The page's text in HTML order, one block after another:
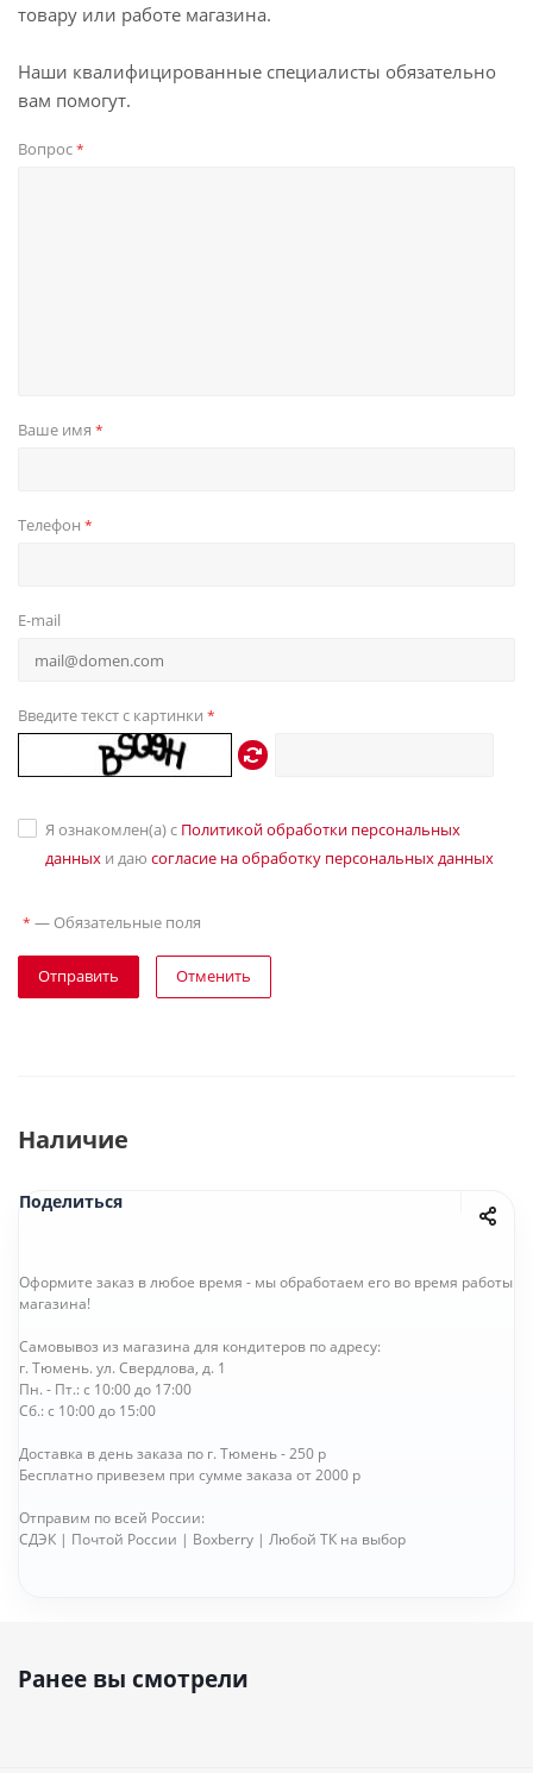
товару или работе магазина.
Наши квалифицированные специалисты обязательно
вам помогут.
Вопрос*
Ваше имя *
Телефон *
E-mail
Введите текст с картинки *
Я ознакомлен(а) с Политикой обработки персональных
данных и даю согласие на обработку персональных данных
* — Обязательные поля
Отправить Отменить
Наличие
Поделиться
Оформите заказ в любое время - мы обработаем его во время работы
магазина!
Самовывоз из магазина для кондитеров по адресу:
г. Тюмень. ул. Свердлова, д. 1
Пн. - Пт.: с 10:00 до 17:00
Сб.: с 10:00 до 15:00
Доставка в день заказа по г. Тюмень - 250 р
Бесплатно привезем при сумме заказа от 2000 р
Отправим по всей России:
СДЭК | Почтой России | Boxberry | Любой ТК на выбор
Ранее вы смотрели